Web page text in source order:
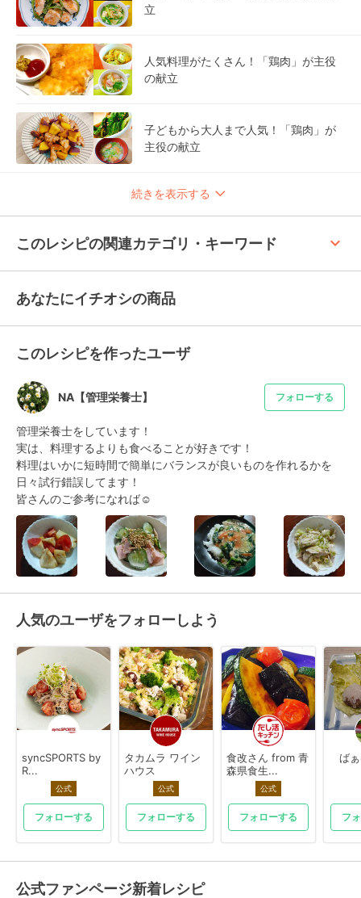
立
人気料理がたくさん！「鶏肉」が主役
の献立
子どもから大人まで人気！「鶏肉」が
主役の献立
続きを表示する
このレシピの関連カテゴリ・キーワード keyboard_arrow_up
あなたにイチオシの商品
このレシピを作ったユーザ
NA【管理栄養士】 フォローする
管理栄養士をしています！
実は、料理するよりも食べることが好きです！
料理はいかに短時間で簡単にバランスが良いものを作れるかを
日々試行錯誤してます！
皆さんのご参考になれば☺
人気のユーザをフォローしよう
syncSPORTS by
R...
公式
フォローする
タカムラ ワイン
ハウス
公式
フォローする
食改さん from 青
森県食生...
公式
フォローする
ば
フ
公式ファンページ新着レシピ